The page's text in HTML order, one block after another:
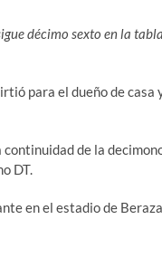
décimo sexto en la
para el dueño de casa
de la
DT.
en el estadio de